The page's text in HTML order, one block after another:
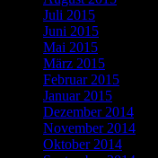
Juli 2015
Juni 2015
Mai 2015
März 2015
Februar 2015
Januar 2015
Dezember 2014
November 2014
Oktober 2014